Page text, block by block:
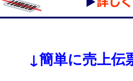
↓簡単に売上伝